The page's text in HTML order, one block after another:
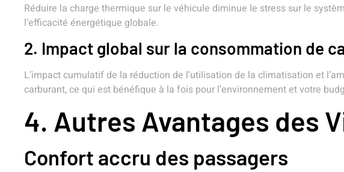
Réduire la charge thermique sur le véhicule diminue le stress sur le
l’efficacité énergétique globale.
2. Impact global sur la consommation de
L’impact cumulatif de la réduction de l’utilisation de la climatisation et
carburant, ce qui est bénéfique à la fois pour l’environnement et votre
4. Autres Avantages des
Confort accru des passagers